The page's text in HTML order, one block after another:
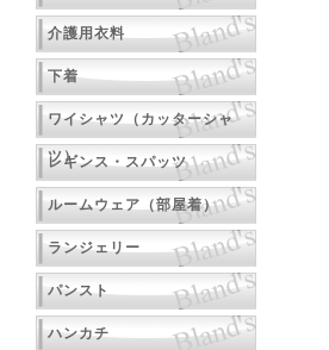
介護用衣料
下着
ワイシャツ（カッターシャ
ツ）
レギンス・スパッツ
ルームウェア（部屋着）
ランジェリー
パンスト
ハンカチ